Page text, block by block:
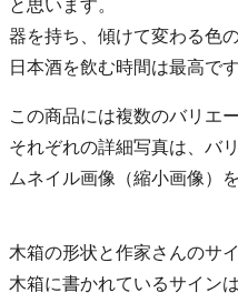
と思います。
器を持ち、傾けて変わる色
日本酒を飲む時間は最高です
この商品には複数のバリエ
それぞれの詳細写真は、バ
ムネイル画像（縮小画像）
木箱の形状と作家さんのサ
木箱に書かれているサイン